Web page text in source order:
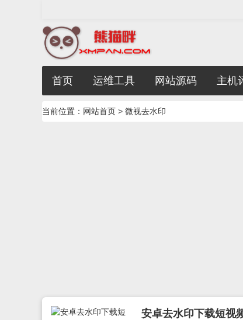
首页 运维工具 网站源码 主机
当前位置： 网站首页 > 微视去水印
安卓去水印下载短视